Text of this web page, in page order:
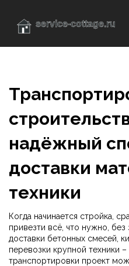
надёжный
доставки
техники
Когда начинается стройка,
привезти всё, что нужно,
доставки бетонных смесей,
перевозки крупной техники
транспортировки проект